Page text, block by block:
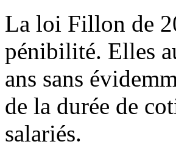
La loi Fillon de
pénibilité. Elles
ans sans
de la durée de
salariés.